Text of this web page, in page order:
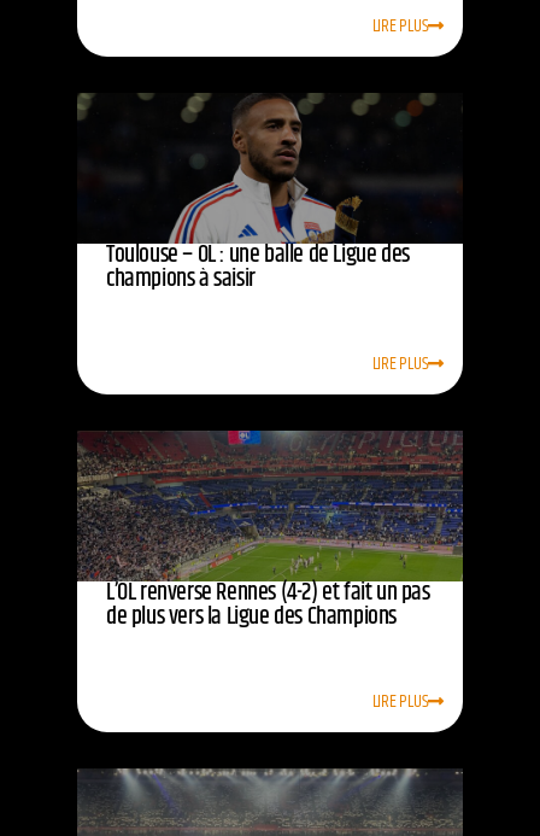
LIRE PLUS
Toulouse – OL : une balle de Ligue des
champions à saisir
LIRE PLUS
L’OL renverse Rennes (4-2) et fait un pas
de plus vers la Ligue des Champions
LIRE PLUS